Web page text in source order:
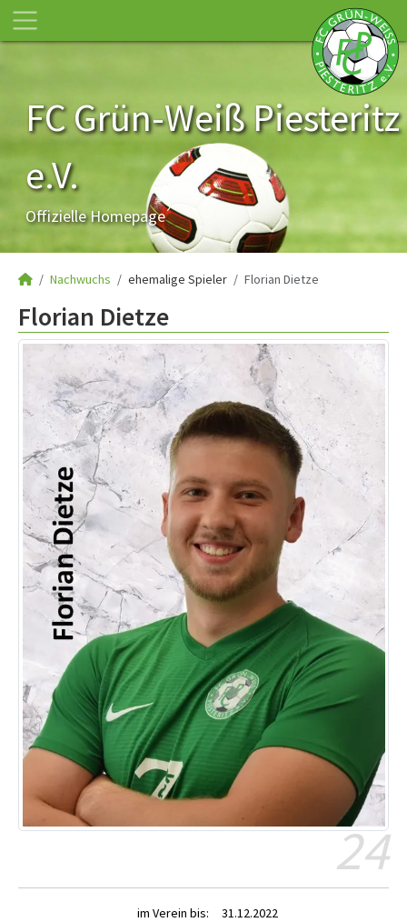
FC Grün-Weiß Piesteritz
e.V.
Offizielle Homepage
Nachwuchs ehemalige Spieler Florian Dietze
Florian Dietze
24
im Verein bis:
31.12.2022